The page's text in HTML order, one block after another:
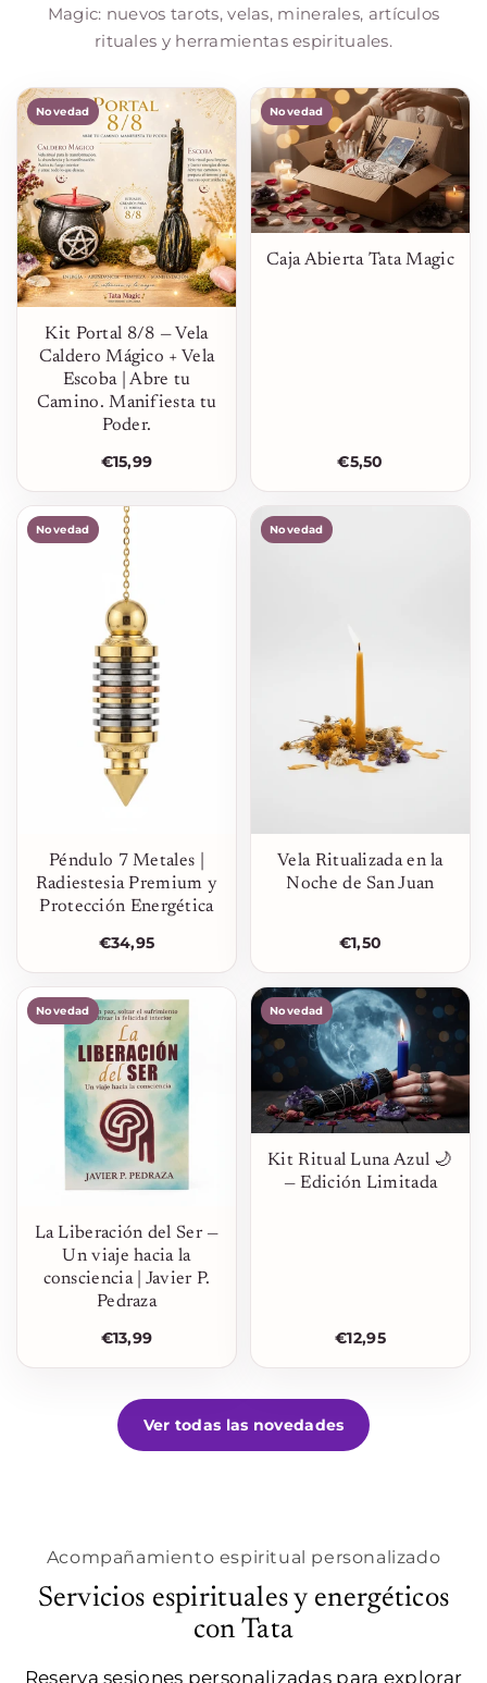
Magic: nuevos tarots, velas, minerales, artículos
rituales y herramientas espirituales.
Novedad
Kit Portal 8/8 — Vela
Caldero Mágico + Vela
Escoba | Abre tu
Camino. Manifiesta tu
Poder.
€15,99
Novedad
Caja Abierta Tata Magic
€5,50
Novedad
Péndulo 7 Metales |
Radiestesia Premium y
Protección Energética
€34,95
Novedad
Vela Ritualizada en la
Noche de San Juan
€1,50
Novedad
La Liberación del Ser —
Un viaje hacia la
consciencia | Javier P.
Pedraza
€13,99
Novedad
Kit Ritual Luna Azul 🌙
— Edición Limitada
€12,95
Ver todas las novedades
Acompañamiento espiritual personalizado
Servicios espirituales y energéticos
con Tata
Reserva sesiones personalizadas para explorar